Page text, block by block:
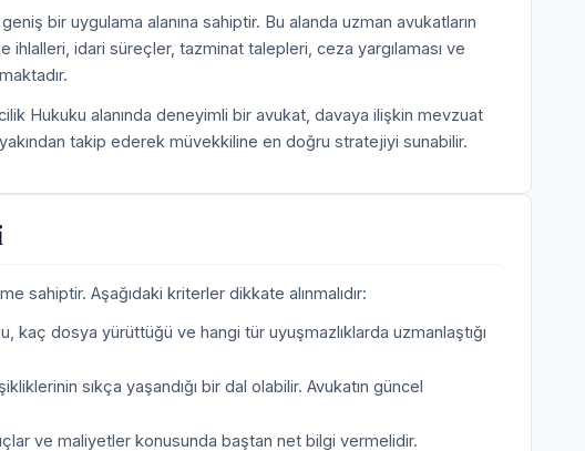
bir uygulama alanına sahiptir. Bu alanda uzman avukatların
ihlalleri, idari süreçler, tazminat talepleri, ceza yargılaması ve
Hukuku alanında deneyimli bir avukat, davaya ilişkin mevzuat
takip ederek müvekkiline en doğru stratejiyi sunabilir.
sahiptir. Aşağıdaki kriterler dikkate alınmalıdır:
kaç dosya yürüttüğü ve hangi tür uyuşmazlıklarda uzmanlaştığı
sıkça yaşandığı bir dal olabilir. Avukatın güncel
ve maliyetler konusunda baştan net bilgi vermelidir.